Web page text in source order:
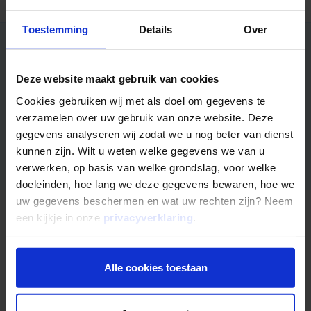
Toestemming Details Over
Deze website maakt gebruik van cookies
Cookies gebruiken wij met als doel om gegevens te
verzamelen over uw gebruik van onze website. Deze
gegevens analyseren wij zodat we u nog beter van dienst
kunnen zijn. Wilt u weten welke gegevens we van u
verwerken, op basis van welke grondslag, voor welke
doeleinden, hoe lang we deze gegevens bewaren, hoe we
uw gegevens beschermen en wat uw rechten zijn? Neem
een kijkje in onze privacyverklaring
Alle cookies toestaan
portefeuille? In deze brochure "Fonds 20 in het kort" leest u
de kern informatie over het Mogelijk Zakelijke Hypotheken
Fonds 20.
Aanvragen